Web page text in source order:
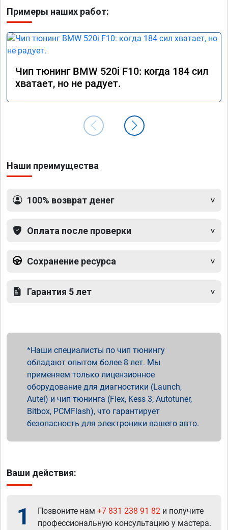
Примеры наших работ:
Чип тюнинг BMW 520i F10: когда 184 сил
хватает, но не радует.
Наши преимущества
100% возврат денег
Оплата после проверки
Сохранение ресурса
Гарантия 5 лет
Наши специалисты по чип тюнингу
обладают опытом более 8 лет. Мы
применяем только лицензионное
оборудование для диагностики (Launch,
Autel) и чип тюнинга (Flex, Kess 3, Autotuner,
Bitbox, PCMFlash), что гарантирует
безопасность для электроники вашего авто.
Ваши действия:
1 Позвоните нам +7 831 238 91 82 и получите
профессиональную консультацию у мастера.